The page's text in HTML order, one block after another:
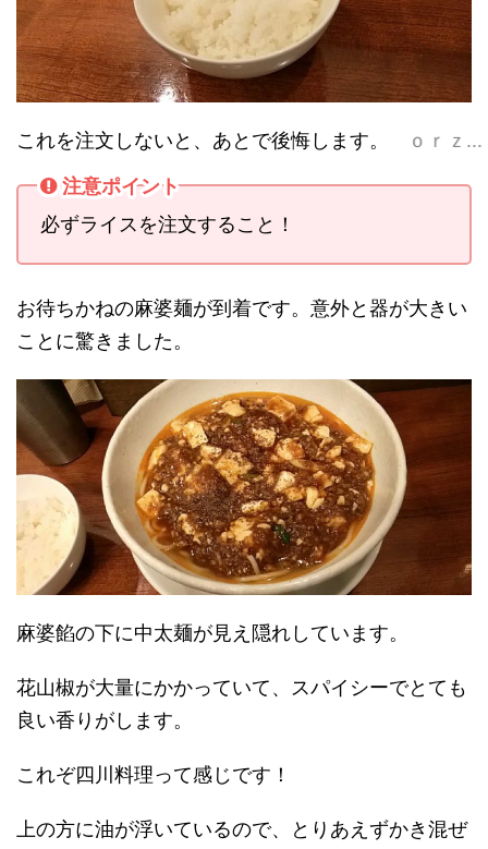
これを注文しないと、あとで後悔します。 ｏｒｚ...
注意ポイント
必ずライスを注文すること！
お待ちかねの麻婆麺が到着です。意外と器が大きい
ことに驚きました。
麻婆餡の下に中太麺が見え隠れしています。
花山椒が大量にかかっていて、スパイシーでとても
良い香りがします。
これぞ四川料理って感じです！
上の方に油が浮いているので、とりあえずかき混ぜ